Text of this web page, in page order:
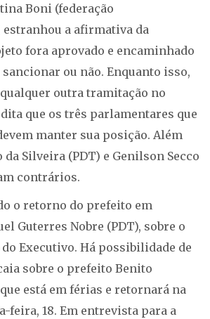
Boni (federação
estranhou a afirmativa da
fora aprovado e encaminhado
ou não. Enquanto isso,
outra tramitação no
que os três parlamentares que
manter sua posição. Além
da Silveira (PDT) e Genilson Secco
contrários.
o retorno do prefeito em
Guterres Nobre (PDT), sobre o
Executivo. Há possibilidade de
sobre o prefeito Benito
está em férias e retornará na
feira, 18. Em entrevista para a